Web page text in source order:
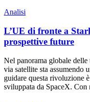
Analisi
L’UE di fronte a
prospettive future
Nel panorama globale delle
via satellite sta assumendo
guidare questa rivoluzione
sviluppata da SpaceX. Con